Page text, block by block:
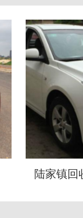
陆家镇回